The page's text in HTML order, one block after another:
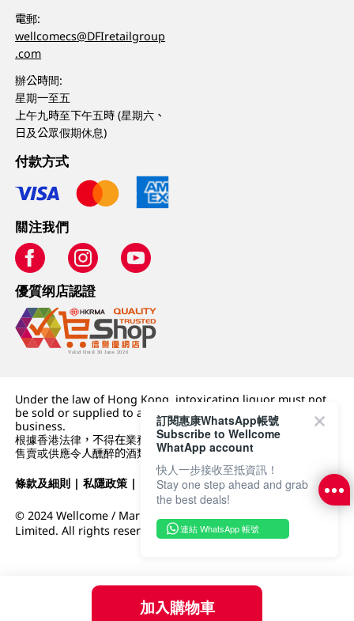
加入購物車
電郵:
wellcomecs@DFIretailgroup
.com
辦公時間:
星期一至五
上午九時至下午五時 (星期六、
日及公眾假期休息)
付款方式
關注我們
優質纲店認證
Under the law of Hong Kong, intoxicating liquor must not
be sold or supplied to a minor (under 18) in the course of
business.
根據香港法律，不得在業務過程中，向未成年人 (18 歲以下人士)
售賣或供應令人醺醉的酒類。
條款及細則 |私隱政策 | DFI零售集團
© 2024 Wellcome / Market Place. The Dairy Farm Company
Limited. All rights reserved.
訂閱惠康WhatsApp帳號
Subscribe to Wellcome
WhatApp account
快人一步接收至抵資訊！
Stay one step ahead and grab
the best deals!
連結 WhatsApp 帳號